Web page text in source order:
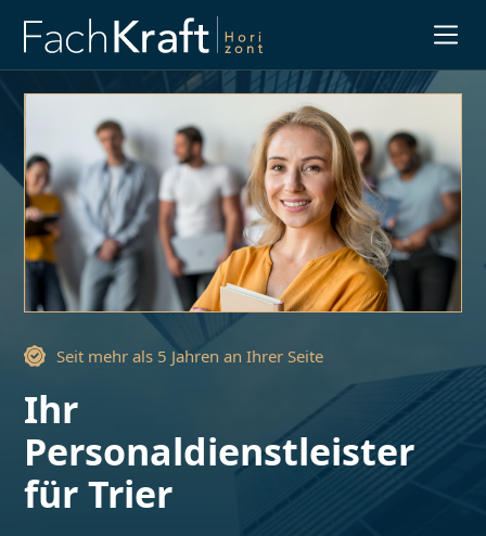
Seit mehr als 5 Jahren an Ihrer Seite
Ihr
Personaldienstleister
fürTrier